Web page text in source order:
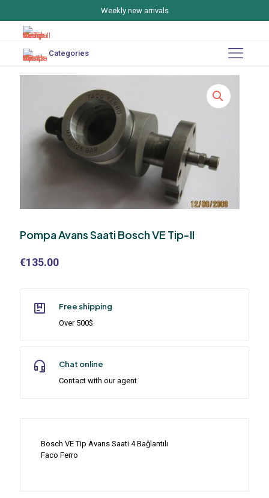
Weekly new arrivals
Categories
Pompa Avans Saati Bosch VE Tip-II
€135.00
Free shipping
Over 500$
Chat online
Contact with our agent
Bosch VE Tip Avans Saati 4 Bağlantılı
Faco Ferro